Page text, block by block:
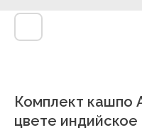
Комплект кашпо
цвете